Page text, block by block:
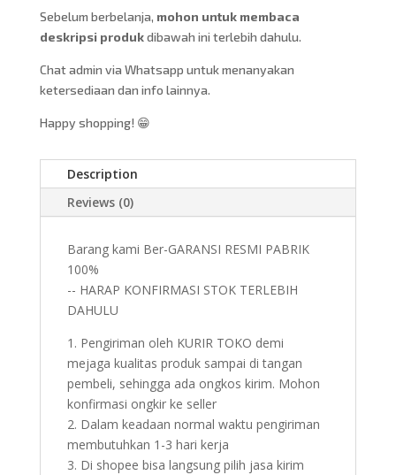
Sebelum berbelanja, mohon untuk membaca
deskripsi produkdibawah ini terlebih dahulu.
Chat admin via Whatsapp untuk menanyakan
ketersediaan dan info lainnya.
Happy shopping! 😁
Description
Reviews (0)
Barang kami Ber-GARANSI RESMI PABRIK
100%
-- HARAP KONFIRMASI STOK TERLEBIH
DAHULU
1. Pengiriman oleh KURIR TOKO demi
mejaga kualitas produk sampai di tangan
pembeli, sehingga ada ongkos kirim. Mohon
konfirmasi ongkir ke seller
2. Dalam keadaan normal waktu pengiriman
membutuhkan 1-3 hari kerja
3. Di shopee bisa langsung pilih jasa kirim